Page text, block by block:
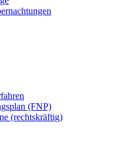
(FNP)
(rechtskräftig)